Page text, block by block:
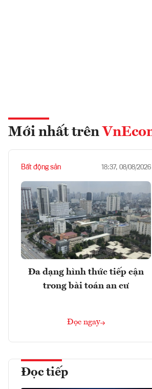
Mới nhất trên
Bất động sản 18:37, 08/08/2026
Đa dạng hình thức tiếp cận
trong bài toán an cư
Đọc ngay
Đọc tiếp